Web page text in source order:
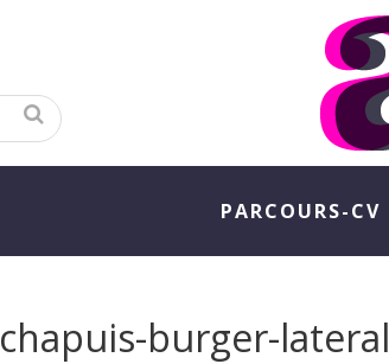
PARCOURS-CV
chapuis-burger-lateral